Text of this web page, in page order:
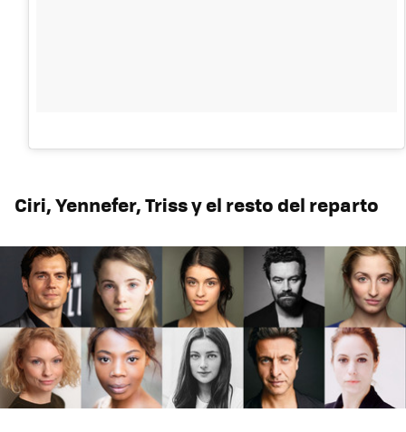
Ciri, Yennefer, Triss y el resto del reparto